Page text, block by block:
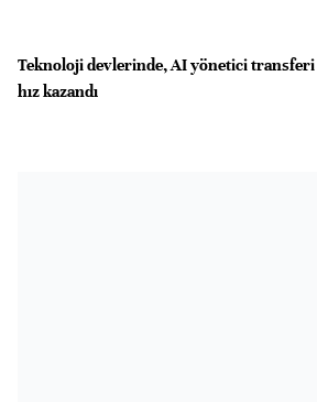
Teknoloji devlerinde, AI yönetici transferi
hız kazandı